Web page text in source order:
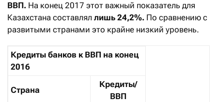
ВВП. На конец 2017 этот важный показатель для
Казахстана составлял лишь 24,2%. По сравнению с
развитыми странами это крайне низкий уровень.
Кредиты банков к ВВП на конец
2016
Страна
Кредиты/
ВВП